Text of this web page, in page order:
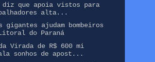
diz que apoia vistos para
alta...
gigantes ajudam bombeiros
do Paraná
Virada de R$ 600 mi
sonhos de apost...